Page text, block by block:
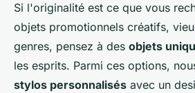
Si l'originalité est ce que vous
objets promotionnels créatifs,
genres, pensez à des objets
les esprits. Parmi ces options,
stylos personnalisés avec un